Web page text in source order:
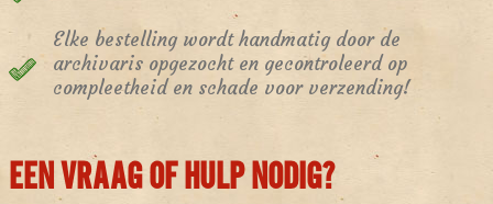
Elke bestelling wordt handmatig door de
archivaris opgezocht en gecontroleerd op
compleetheid en schade voor verzending!
EEN VRAAG OF HULP NODIG?